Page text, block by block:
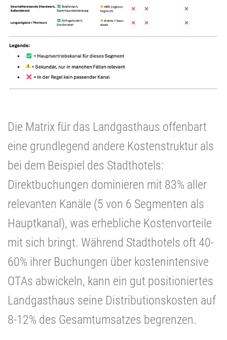
Die Matrix für das Landgasthaus offenbart
eine grundlegend andere Kostenstruktur als
bei dem Beispiel des Stadthotels:
Direktbuchungen dominieren mit 83% aller
relevanten Kanäle (5 von 6 Segmenten als
Hauptkanal), was erhebliche Kostenvorteile
mit sich bringt. Während Stadthotels oft 40-
60% ihrer Buchungen über kostenintensive
OTAs abwickeln, kann ein gut positioniertes
Landgasthaus seine Distributionskosten auf
8-12% des Gesamtumsatzes begrenzen.